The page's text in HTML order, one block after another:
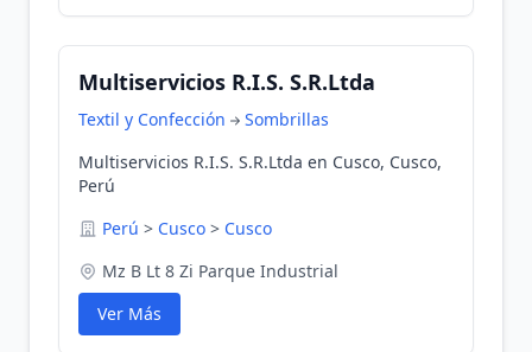
Multiservicios R.I.S. S.R.Ltda
Textil y Confección
Sombrillas
Multiservicios R.I.S. S.R.Ltda en Cusco, Cusco,
Perú
Perú > Cusco > Cusco
Mz B Lt 8 Zi Parque Industrial
Ver Más